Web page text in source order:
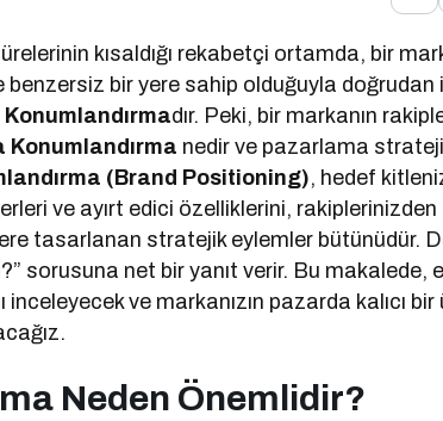
kısaldığı rekabetçi ortamda, bir
bir yere sahip olduğuyla doğrudan
Konumlandırmadır. Peki, bir markanın
Konumlandırma nedir ve pazarlama
(Brand Positioning), hedef
ve ayırt edici özelliklerini,
tasarlanan stratejik eylemler bütünüdür.
sorusuna net bir yanıt verir. Bu makalede,
inceleyecek ve markanızın pazarda kalıcı
Neden Önemlidir?